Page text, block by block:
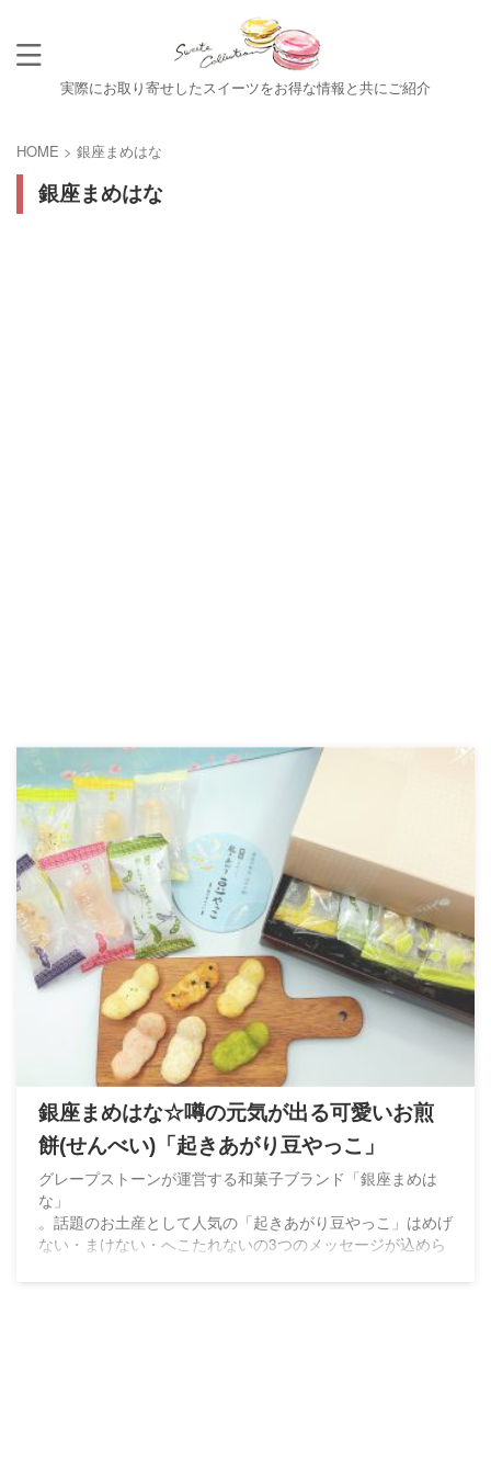
実際にお取り寄せしたスイーツをお得な情報と共にご紹介
HOME > 銀座まめはな
銀座まめはな
銀座まめはな☆噂の元気が出る可愛いお煎
餅(せんべい)「起きあがり豆やっこ」
グレープストーンが運営する和菓子ブランド「銀座まめは
な」
。話題のお土産として人気の「起きあがり豆やっこ」はめげ
ない・まけない・へこたれないの3つのメッセージが込めら